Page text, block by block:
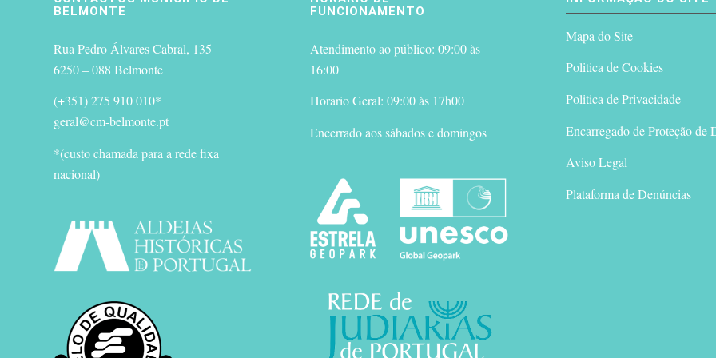
BELMONTE
Rua Pedro Álvares Cabral, 135
6250 – 088 Belmonte
(+351) 275 910 010*
geral@cm-belmonte.pt
*(custo chamada para a rede fixa
nacional)
FUNCIONAMENTO
Atendimento ao público: 09:00 às
16:00
Horario Geral: 09:00 às 17h00
Encerrado aos sábados e domingos
Mapa do Site
Politica de Cookies
Politica de Privacidade
Encarregado de Proteção de
Aviso Legal
Plataforma de Denúncias